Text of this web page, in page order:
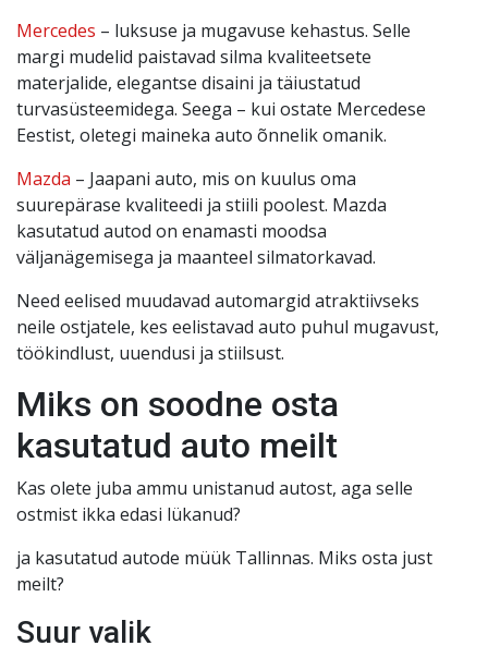
Mercedes – luksuse ja mugavuse kehastus. Selle
margi mudelid paistavad silma kvaliteetsete
materjalide, elegantse disaini ja täiustatud
turvasüsteemidega. Seega – kui ostate Mercedese
Eestist, oletegi maineka auto õnnelik omanik.
Mazda – Jaapani auto, mis on kuulus oma
suurepärase kvaliteedi ja stiili poolest. Mazda
kasutatud autod on enamasti moodsa
väljanägemisega ja maanteel silmatorkavad.
Need eelised muudavad automargid atraktiivseks
neile ostjatele, kes eelistavad auto puhul mugavust,
töökindlust, uuendusi ja stiilsust.
Miks on soodne osta
kasutatud auto meilt
Kas olete juba ammu unistanud autost, aga selle
ostmist ikka edasi lükanud?
ja kasutatud autode müük Tallinnas. Miks osta just
meilt?
Suur valik